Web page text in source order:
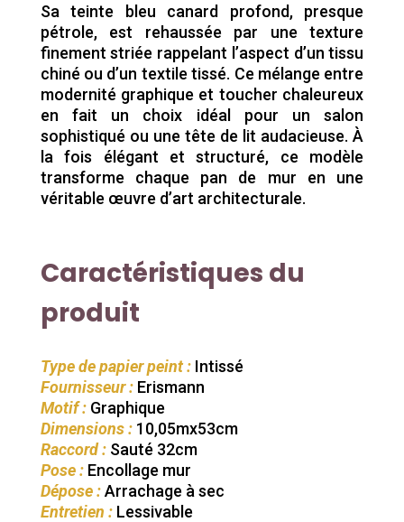
Sa teinte bleu canard profond, presque
pétrole, est rehaussée par une texture
finement striée rappelant l’aspect d’un tissu
chiné ou d’un textile tissé. Ce mélange entre
modernité graphique et toucher chaleureux
en fait un choix idéal pour un salon
sophistiqué ou une tête de lit audacieuse. À
la fois élégant et structuré, ce modèle
transforme chaque pan de mur en une
véritable œuvre d’art architecturale.
Caractéristiques du
produit
Type de papier peint :Intissé
Fournisseur :Erismann
Motif :Graphique
Dimensions :10,05mx53cm
Raccord :Sauté 32cm
Pose :Encollage mur
Dépose :Arrachage à sec
Entretien :Lessivable